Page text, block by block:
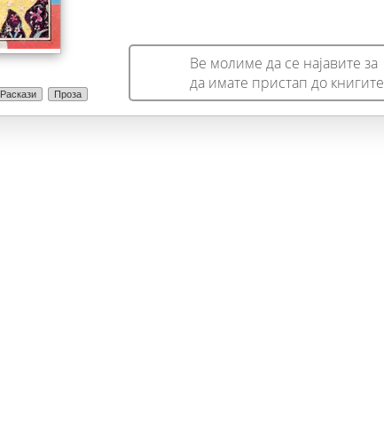
Раскази Проза
Ве молиме да се најавите за
да имате пристап до книгите